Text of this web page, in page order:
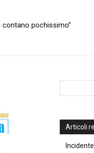
contano pochissimo”
Articoli